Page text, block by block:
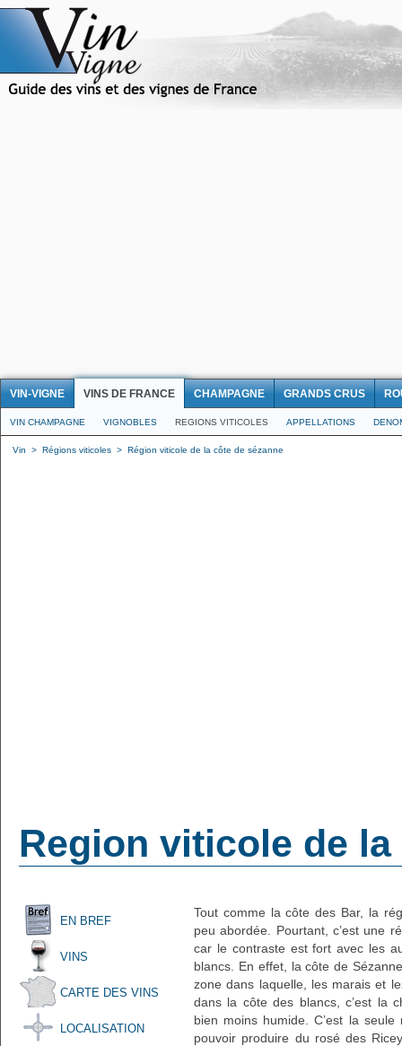
VIN-VIGNE VINS DE FRANCE CHAMPAGNE GRANDS CRUS
VIN CHAMPAGNE VIGNOBLES REGIONS VITICOLES APPELLATIONS
Vin > Régions viticoles > Région viticole de la côte de sézanne
Region viticole de la
EN BREF
VINS
CARTE DES VINS
LOCALISATION
Tout comme la côte des Bar, la
peu abordée. Pourtant, c’est une
car le contraste est fort avec les
blancs. En effet, la côte de
zone dans laquelle, les marais et
dans la côte des blancs, c’est la
bien moins humide. C’est la
pouvoir produire du rosé des